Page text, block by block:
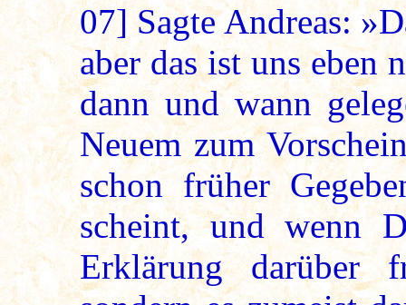
07] Sagte Andreas:
aber das ist uns eben
dann und wann
Neuem zum
schon früher
scheint, und wenn
Erklärung darüber